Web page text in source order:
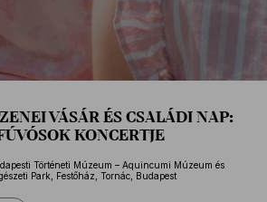
VÁSÁR ÉS CSALÁDI NAP:
KONCERTJE
Történeti Múzeum – Aquincumi Múzeum és
Park, Festőház, Tornác, Budapest